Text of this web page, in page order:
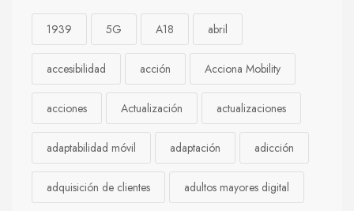
1939 5G A18 abril
accesibilidad acción Acciona Mobility
acciones Actualización actualizaciones
adaptabilidad móvil adaptación adicción
adquisición de clientes adultos mayores digital